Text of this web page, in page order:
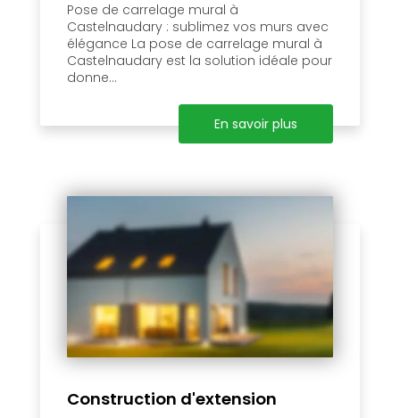
Pose de carrelage mural à
Castelnaudary : sublimez vos murs avec
élégance La pose de carrelage mural à
Castelnaudary est la solution idéale pour
donne...
En savoir plus
Construction d'extension